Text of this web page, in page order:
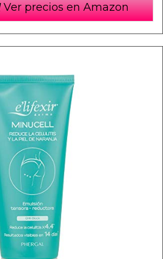
Ver precios en Amazon